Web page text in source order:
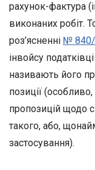
рахунок-фактура
виконаних робіт.
роз’ясненні № 840/
інвойсу
називають його
позиції
пропозицій щодо
такого, або,
застосування).